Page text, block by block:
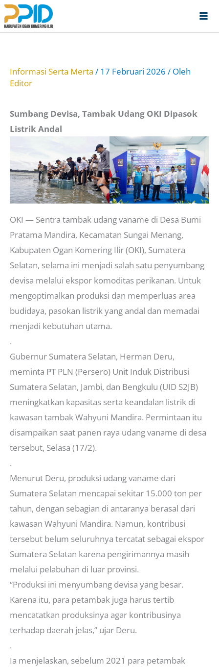
Lewati
ke
Informasi Serta Merta / 17 Februari 2026 / Oleh
Editor
Sumbang Devisa, Tambak Udang OKI Dipasok
Listrik Andal
OKI — Sentra tambak udang vaname di Desa Bumi
Pratama Mandira, Kecamatan Sungai Menang,
Kabupaten Ogan Komering Ilir (OKI), Sumatera
Selatan, selama ini menjadi salah satu penyumbang
devisa melalui ekspor komoditas perikanan. Untuk
mengoptimalkan produksi dan memperluas area
budidaya, pasokan listrik yang andal dan memadai
menjadi kebutuhan utama.
.
Gubernur Sumatera Selatan, Herman Deru,
meminta PT PLN (Persero) Unit Induk Distribusi
Sumatera Selatan, Jambi, dan Bengkulu (UID S2JB)
meningkatkan kapasitas serta keandalan listrik di
kawasan tambak Wahyuni Mandira. Permintaan itu
disampaikan saat panen raya udang vaname di desa
tersebut, Selasa (17/2).
.
Menurut Deru, produksi udang vaname dari
Sumatera Selatan mencapai sekitar 15.000 ton per
tahun, dengan sebagian di antaranya berasal dari
kawasan Wahyuni Mandira. Namun, kontribusi
tersebut belum seluruhnya tercatat sebagai ekspor
Sumatera Selatan karena pengirimannya masih
melalui pelabuhan di luar provinsi.
“Produksi ini menyumbang devisa yang besar.
Karena itu, para petambak juga harus tertib
mencatatkan produksinya agar kontribusinya
terhadap daerah jelas,” ujar Deru.
.
Ia menjelaskan, sebelum 2021 para petambak